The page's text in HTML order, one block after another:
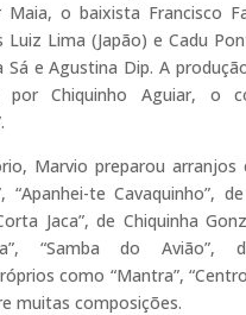
Maia, o baixista Francisco
Luiz Lima (Japão) e Cadu
Sá e Agustina Dip. A
por Chiquinho Aguiar, o
Marvio preparou arranjos
“Apanhei-te Cavaquinho”,
Jaca”, de Chiquinha
“Samba do Avião”,
como “Mantra”,
muitas composições.